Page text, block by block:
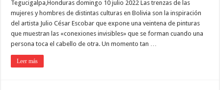
Tegucigalpa,Honduras domingo 10 julio 2022 Las trenzas de las
mujeres y hombres de distintas culturas en Bolivia son la inspiración
del artista Julio César Escobar que expone una veintena de pinturas
que muestran las «conexiones invisibles» que se forman cuando una
persona toca el cabello de otra. Un momento tan …
Leer más